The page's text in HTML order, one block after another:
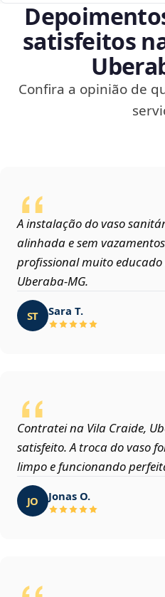
satisfeitos
Confira a opinião de
A instalação do vaso
alinhada e sem
profissional muito educado
Uberaba‑MG.
ST Sara T.
Contratei na Vila Craide,
satisfeito. A troca do vaso
limpo e funcionando
JO Jonas O.